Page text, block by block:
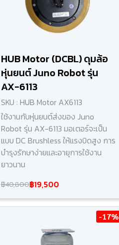
HUB Motor (DCBL) ดุมล้อ
หุ่นยนต์ Juno Robot รุ่น
AX-6113
SKU : HUB Motor AX6113
ใช้งานกับหุ่นยนต์ส่งของ Juno
Robot รุ่น AX-6113 มอเตอร์จะเป็น
แบบ DC Brushless ให้แรงบิดสูง การ
บำรุงรักษาง่ายและอายุการใช้งาน
ยาวนาน
฿40,800฿19,500
-17%